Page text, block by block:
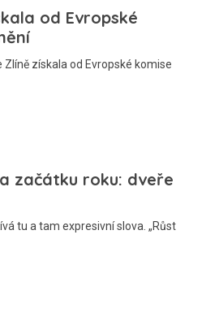
od Evropské
získala od Evropské komise
začátku roku: dveře
tu a tam expresivní slova. „Růst